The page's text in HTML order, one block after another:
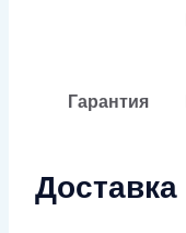
Гарантия
Доставка